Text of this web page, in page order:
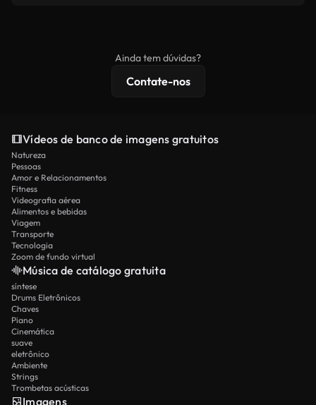
licenciamento estendidas.
Ainda tem dúvidas?
Contate-nos
Vídeos de banco de imagens gratuitos
Natureza
Pessoas
Amor e Relacionamentos
Fitness
Videografia aérea
Alimentos e bebidas
Viagem
Transporte
Tecnologia
Zoom de fundo virtual
Música de catálogo gratuita
síntese
Drums Eletrônicos
Chaves
Piano
Cinemática
suave
eletrônico
Ambiente
Strings
Trombetas acústicas
Imagens